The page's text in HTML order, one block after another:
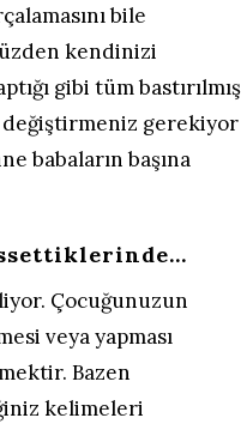
bile
kendinizi
gibi tüm bastırılmış
değiştirmeniz gerekiyor
babaların başına
Çocuğunuzun
veya yapması
Bazen
kelimeleri